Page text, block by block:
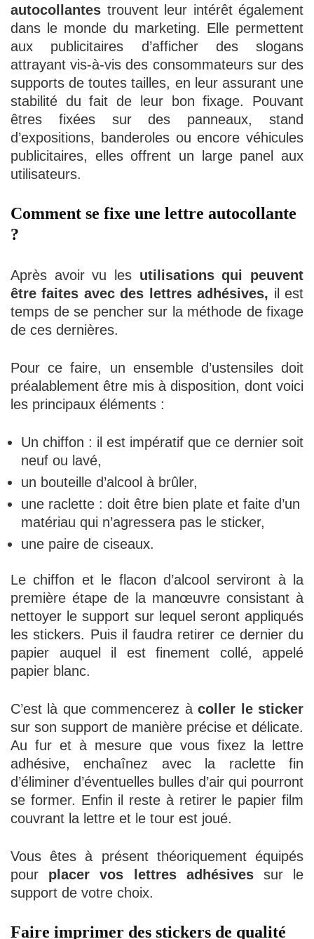
autocollantes trouvent leur intérêt également
dans le monde du marketing. Elle permettent
aux publicitaires d’afficher des slogans
attrayant vis-à-vis des consommateurs sur des
supports de toutes tailles, en leur assurant une
stabilité du fait de leur bon fixage. Pouvant
êtres fixées sur des panneaux, stand
d’expositions, banderoles ou encore véhicules
publicitaires, elles offrent un large panel aux
utilisateurs.
Comment se fixe une lettre autocollante
?
Après avoir vu les utilisations qui peuvent
être faites avec des lettres adhésives, il est
temps de se pencher sur la méthode de fixage
de ces dernières.
Pour ce faire, un ensemble d’ustensiles doit
préalablement être mis à disposition, dont voici
les principaux éléments :
Un chiffon : il est impératif que ce dernier soit
neuf ou lavé,
un bouteille d’alcool à brûler,
une raclette : doit être bien plate et faite d’un
matériau qui n’agressera pas le sticker,
une paire de ciseaux.
Le chiffon et le flacon d’alcool serviront à la
première étape de la manœuvre consistant à
nettoyer le support sur lequel seront appliqués
les stickers. Puis il faudra retirer ce dernier du
papier auquel il est finement collé, appelé
papier blanc.
C’est là que commencerez àcoller le sticker
sur son support de manière précise et délicate.
Au fur et à mesure que vous fixez la lettre
adhésive, enchaînez avec la raclette fin
d’éliminer d’éventuelles bulles d’air qui pourront
se former. Enfin il reste à retirer le papier film
couvrant la lettre et le tour est joué.
Vous êtes à présent théoriquement équipés
pour placer vos lettres adhésives sur le
support de votre choix.
Faire imprimer des stickers de qualité